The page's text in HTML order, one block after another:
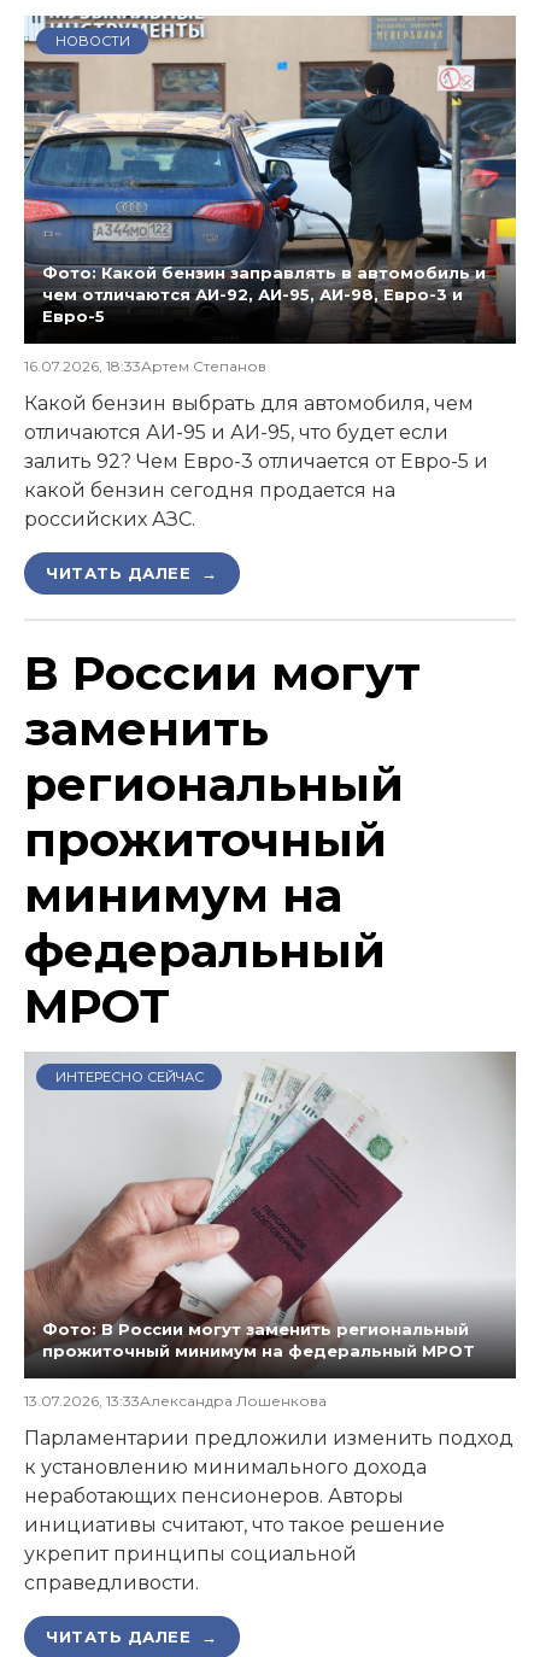
НОВОСТИ
Фото: Какой бензин заправлять в автомобиль и
чем отличаются АИ-92, АИ-95, АИ-98, Евро-3 и
Евро-5
16.07.2026, 18:33Артем Степанов
Какой бензин выбрать для автомобиля, чем
отличаются АИ-95 и АИ-95, что будет если
залить 92? Чем Евро-3 отличается от Евро-5 и
какой бензин сегодня продается на
российских АЗС.
ЧИТАТЬ ДАЛЕЕ →
В России могут
заменить
региональный
прожиточный
минимум на
федеральный
МРОТ
ИНТЕРЕСНО СЕЙЧАС
Фото: В России могут заменить региональный
прожиточный минимум на федеральный МРОТ
13.07.2026, 13:33Александра Лошенкова
Парламентарии предложили изменить подход
к установлению минимального дохода
неработающих пенсионеров. Авторы
инициативы считают, что такое решение
укрепит принципы социальной
справедливости.
ЧИТАТЬ ДАЛЕЕ →